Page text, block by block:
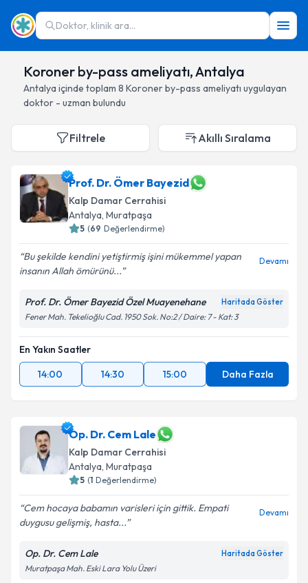
Doktor, klinik ara...
Koroner by-pass ameliyatı, Antalya
Antalya içinde toplam 8 Koroner by-pass ameliyatı uygulayan
doktor - uzman bulundu
Filtrele Akıllı Sıralama
Prof. Dr. Ömer Bayezid
Kalp Damar Cerrahisi
Antalya, Muratpaşa
5 (69 Değerlendirme)
Bu şekilde kendini yetiştirmiş işini mükemmel yapan
insanın Allah ömürünü...
Devamı
Prof. Dr. Ömer Bayezid Özel Muayenehane Haritada Göster
Fener Mah. Tekelioğlu Cad. 1950 Sok. No:2 / Daire: 7 - Kat: 3
En Yakın Saatler
14:00
14:30 15:00 Daha Fazla
Op. Dr. Cem Lale
Kalp Damar Cerrahisi
Antalya, Muratpaşa
5 (1 Değerlendirme)
Cem hocaya babamın varisleri için gittik. Empati
duygusu gelişmiş, hasta...
Devamı
Op. Dr. Cem Lale Haritada Göster
Muratpaşa Mah. Eski Lara Yolu Üzeri